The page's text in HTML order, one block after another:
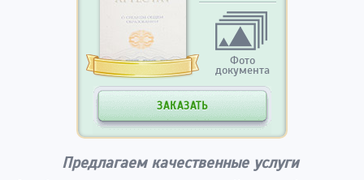
Фото
документа
ЗАКАЗАТЬ
Предлагаем качественные услуги